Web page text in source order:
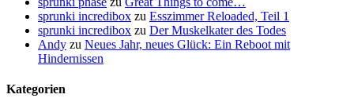
sprunki incredibox zu Esszimmer Reloaded, Teil 1
sprunki incredibox zu Der Muskelkater des Todes
Andy zu Neues Jahr, neues Glück: Ein Reboot mit
Hindernissen
Kategorien